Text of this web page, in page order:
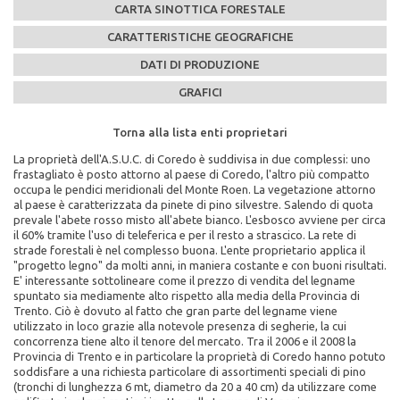
CARTA SINOTTICA FORESTALE
CARATTERISTICHE GEOGRAFICHE
DATI DI PRODUZIONE
GRAFICI
Torna alla lista enti proprietari
La proprietà dell'A.S.U.C. di Coredo è suddivisa in due complessi: uno
frastagliato è posto attorno al paese di Coredo, l'altro più compatto
occupa le pendici meridionali del Monte Roen. La vegetazione attorno
al paese è caratterizzata da pinete di pino silvestre. Salendo di quota
prevale l'abete rosso misto all'abete bianco. L'esbosco avviene per circa
il 60% tramite l'uso di teleferica e per il resto a strascico. La rete di
strade forestali è nel complesso buona. L'ente proprietario applica il
"progetto legno" da molti anni, in maniera costante e con buoni risultati.
E' interessante sottolineare come il prezzo di vendita del legname
spuntato sia mediamente alto rispetto alla media della Provincia di
Trento. Ciò è dovuto al fatto che gran parte del legname viene
utilizzato in loco grazie alla notevole presenza di segherie, la cui
concorrenza tiene alto il tenore del mercato. Tra il 2006 e il 2008 la
Provincia di Trento e in particolare la proprietà di Coredo hanno potuto
soddisfare a una richiesta particolare di assortimenti speciali di pino
(tronchi di lunghezza 6 mt, diametro da 20 a 40 cm) da utilizzare come
Torna alla lista enti proprietari
Torna alla lista enti proprietari
Caratteristiche Stazionali:
Altitudine Minima: 620
Altitudine Massima: 2020
Altitudine Prevalente: 1247
Esposizione: ovest, nord/ovest
Caratteristiche Geologiche:
Substrato Geologico: calcari, calcari marnosi
Torna alla lista enti proprietari
PEFC n°:
PEFC/18-21-02/129
Scadenza del piano di assestamento:
2002-2011
Superficie di proprietà totale (in ettari):
1269
Superficie della fustaia di produzione (in ettari):
1141
Composizione specie principali (in %):
abete rosso 38% abete bianco 23% larice 25% pino silvestre 13% pino
nero 1%
Torna alla lista enti proprietari
Massa legnosa ad ettaro: